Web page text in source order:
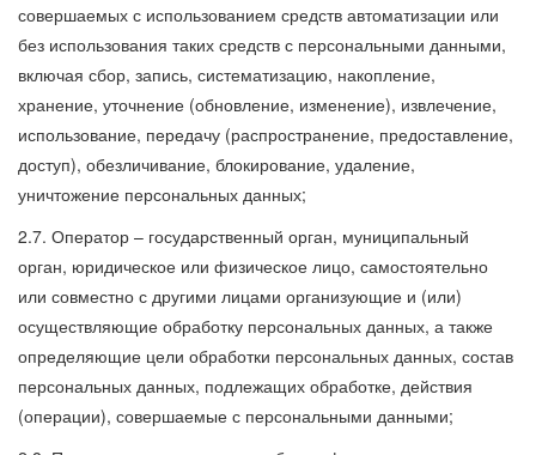
совершаемых с использованием средств автоматизации или
без использования таких средств с персональными данными,
включая сбор, запись, систематизацию, накопление,
хранение, уточнение (обновление, изменение), извлечение,
использование, передачу (распространение, предоставление,
доступ), обезличивание, блокирование, удаление,
уничтожение персональных данных;
2.7. Оператор – государственный орган, муниципальный
орган, юридическое или физическое лицо, самостоятельно
или совместно с другими лицами организующие и (или)
осуществляющие обработку персональных данных, а также
определяющие цели обработки персональных данных, состав
персональных данных, подлежащих обработке, действия
(операции), совершаемые с персональными данными;